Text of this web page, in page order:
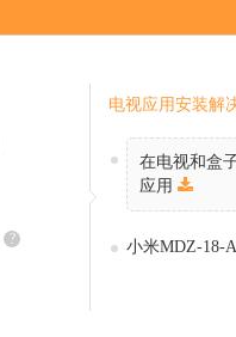
?
电视应用安装解
在电视和盒
应用
小米MDZ-18-